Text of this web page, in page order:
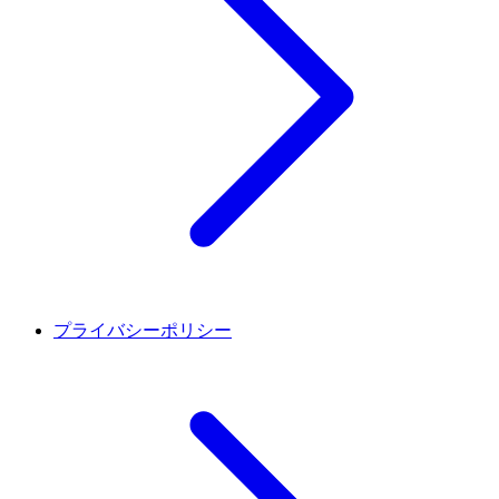
プライバシーポリシー